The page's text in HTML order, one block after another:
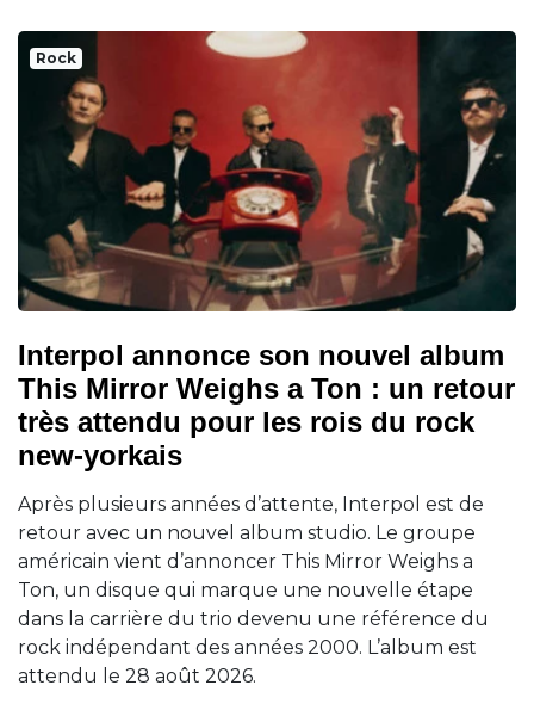
Rock
Interpol annonce son nouvel album
This Mirror Weighs a Ton : un retour
très attendu pour les rois du rock
new-yorkais
Après plusieurs années d’attente, Interpol est de
retour avec un nouvel album studio. Le groupe
américain vient d’annoncer This Mirror Weighs a
Ton, un disque qui marque une nouvelle étape
dans la carrière du trio devenu une référence du
rock indépendant des années 2000. L’album est
attendu le 28 août 2026.